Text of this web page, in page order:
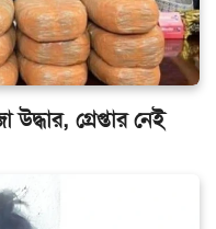
গ্রেপ্তার নেই